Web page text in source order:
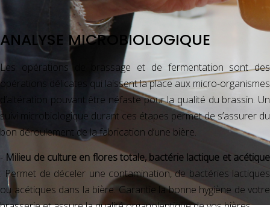
ANALYSE MICROBIOLOGIQUE
Les opérations de brassage et de fermentation sont des
opérations délicates qui laissent la place aux micro-organismes
d’altération pouvant être néfaste pour la qualité du brassin. Un
suivi microbiologique durant ces étapes permet de s’assurer du
bon déroulement de la fabrication d’une bière.
- Milieu de culture en flores totale, bactérie lactique et acétique
: Permet de déceler une contamination, de bactéries lactiques
ou acétiques dans la bière. Garantie la bonne hygiène de votre